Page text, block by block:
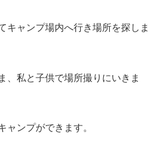
キャンプ場内へ行き場所を探しま
、私と子供で場所撮りにいきま
ャンプができます。